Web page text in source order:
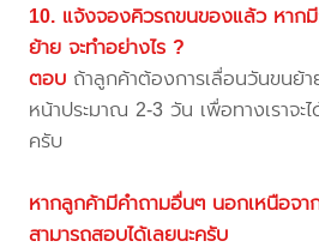
10. แจ้งจองคิวรถขนของแล้ว หาก
ย้าย จะทำอย่างไร ?
ตอบ ถ้าลูกค้าต้องการเลื่อนวันขนย้
หน้าประมาณ 2-3 วัน เพื่อทางเราจะ
ครับ
หากลูกค้ามีคำถามอื่นๆ นอกเหนือจา
สามารถสอบได้เลยนะครับ